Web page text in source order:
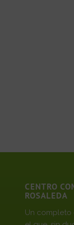
CENTRO
ROSALEDA
Un completo